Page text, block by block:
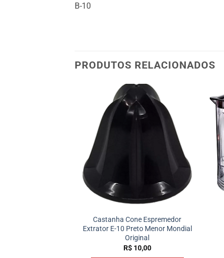
B-10
PRODUTOS RELACIONADOS
Castanha Cone Espremedor
Extrator E-10 Preto Menor Mondial
Original
R$10,00